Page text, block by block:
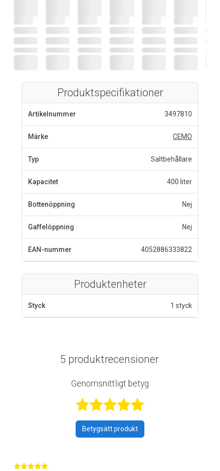
Produktspecifikationer
Artikelnummer 3497810
Märke CEMO
Typ Saltbehållare
Kapacitet 400 liter
Bottenöppning Nej
Gaffelöppning Nej
EAN-nummer 4052886333822
Produktenheter
Styck 1 styck
5 produktrecensioner
Genomsnittligt betyg
Betygsatt 4,8
Betygsätt produkt
Betygsatt 5 av 5 stjärnor